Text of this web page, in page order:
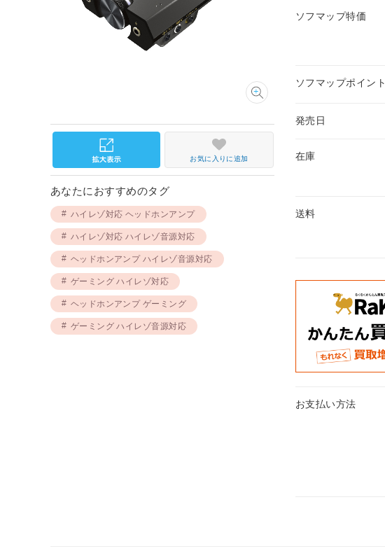
ソフマップ特価
ソフマップポイント
発売日
在庫
送料
お支払い方法
お気に入りに追加
あなたにおすすめのタグ
ハイレゾ対応 ヘッドホンアンプ
ハイレゾ対応 ハイレゾ音源対応
ヘッドホンアンプ ハイレゾ音源対応
ゲーミング ハイレゾ対応
ヘッドホンアンプ ゲーミング
ゲーミング ハイレゾ音源対応